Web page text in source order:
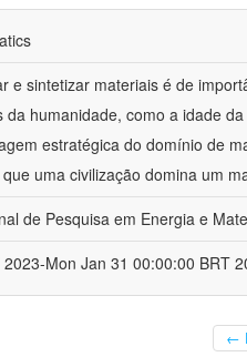
e sintetizar materiais é de
humanidade, como a idade
estratégica do domínio de
uma civilização domina um
de Pesquisa em Energia e
Mon Jan 31 00:00:00 BRT
←